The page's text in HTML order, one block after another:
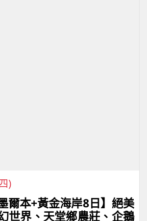
)
爾本+黃金海岸8日】絕美
世界、天堂鄉農莊、企鵝